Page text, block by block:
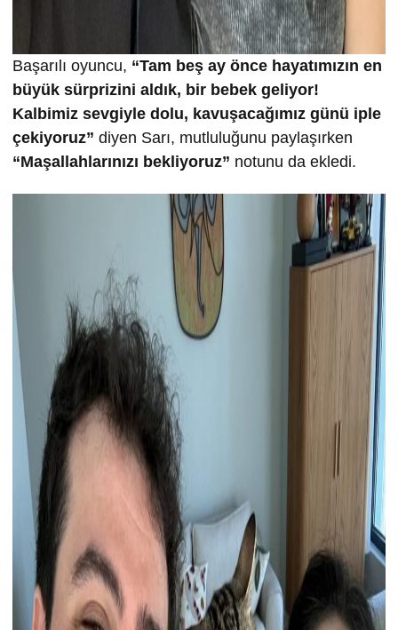
Başarılı oyuncu, “Tam beş ay önce hayatımızın en
büyük sürprizini aldık, bir bebek geliyor!
Kalbimiz sevgiyle dolu, kavuşacağımız günü iple
çekiyoruz” diyen Sarı, mutluluğunu paylaşırken
“Maşallahlarınızı bekliyoruz” notunu da ekledi.